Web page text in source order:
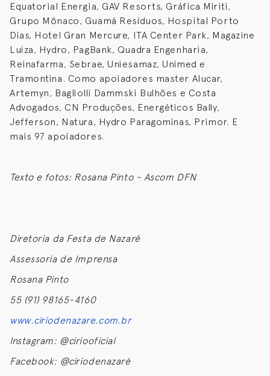
Equatorial Energia, GAV Resorts, Gráfica Miriti,
Grupo Mônaco, Guamá Resíduos, Hospital Porto
Dias, Hotel Gran Mercure, ITA Center Park, Magazine
Luiza, Hydro, PagBank, Quadra Engenharia,
Reinafarma, Sebrae, Uniesamaz, Unimed e
Tramontina. Como apoiadores master Alucar,
Artemyn, Bagliolli Dammski Bulhões e Costa
Advogados, CN Produções, Energéticos Bally,
Jefferson, Natura, Hydro Paragominas, Primor. E
mais 97 apoiadores.
Texto e fotos: Rosana Pinto - Ascom DFN
Diretoria da Festa de Nazaré
Assessoria de Imprensa
Rosana Pinto
55 (91) 98165-4160
www.ciriodenazare.com.br
Instagram: @ciriooficial
Facebook: @ciriodenazaré